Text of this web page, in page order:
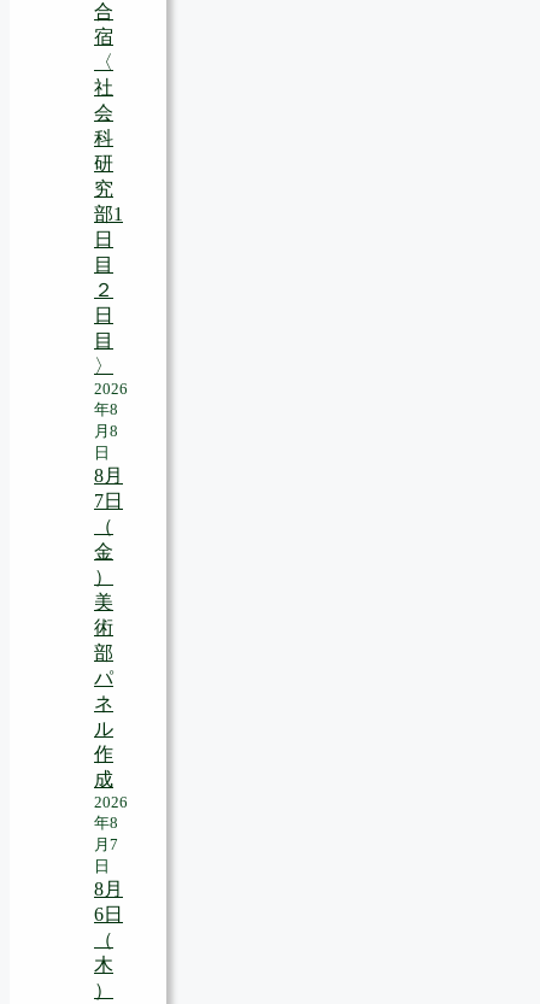
合
宿
〈
社
会
科
研
究
部1
日
目
２
日
目
〉
2026
年8
月8
日
8月
7日
（
金
）
美
術
部
パ
ネ
ル
作
成
2026
年8
月7
日
8月
6日
（
木
）